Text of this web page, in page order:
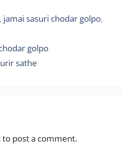
, jamai sasuri chodar golpo,
chodar golpo
sathe
to post a comment.